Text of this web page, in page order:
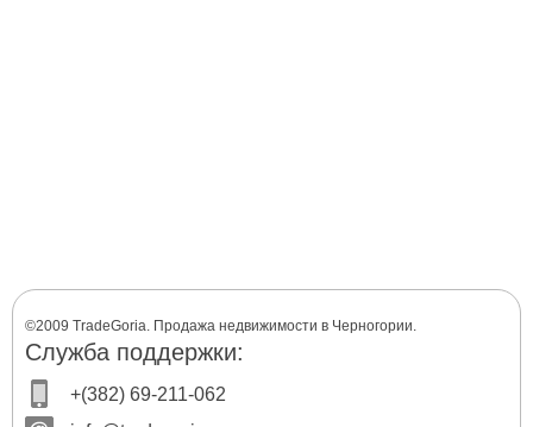
©2009 TradeGoria. Продажа недвижимости в Черногории.
Служба поддержки:
+(382) 69-211-062